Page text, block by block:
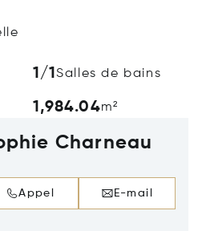
1/1Salles de bains
1,984.04m²
Charneau
Appel E-mail